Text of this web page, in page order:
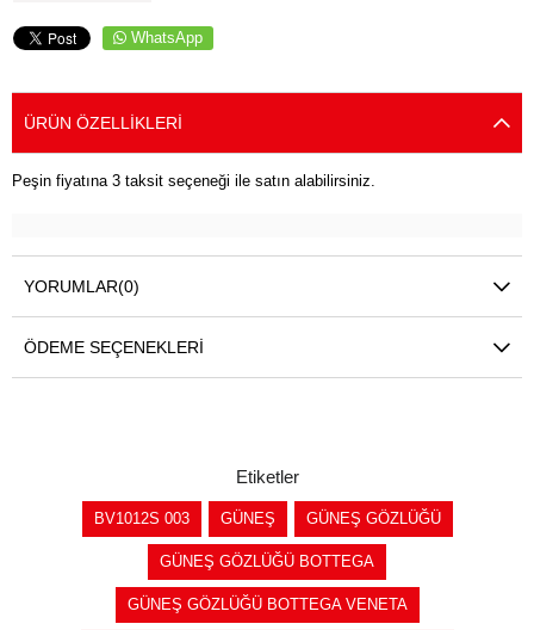
WhatsApp
ÜRÜN ÖZELLIKLERI
Peşin fiyatına 3 taksit seçeneği ile satın alabilirsiniz.
YORUMLAR(0)
ÖDEME SEÇENEKLERI
Etiketler
BV1012S 003 GÜNEŞ GÜNEŞ GÖZLÜĞÜ
GÜNEŞ GÖZLÜĞÜ BOTTEGA
GÜNEŞ GÖZLÜĞÜ BOTTEGA VENETA